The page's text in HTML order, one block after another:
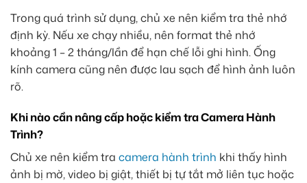
Trong quá trình sử dụng, chủ xe nên kiểm tra thẻ nhớ
định kỳ. Nếu xe chạy nhiều, nên format thẻ nhớ
khoảng 1 – 2 tháng/lần để hạn chế lỗi ghi hình. Ống
kính camera cũng nên được lau sạch để hình ảnh luôn
rõ.
Khi nào cần nâng cấp hoặc kiểm tra Camera Hành
Trình?
Chủ xe nên kiểm tra camera hành trình khi thấy hình
ảnh bị mờ, video bị giật, thiết bị tự tắt mở liên tục hoặc